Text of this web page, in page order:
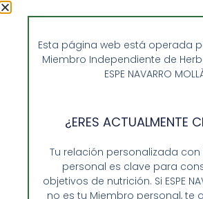
¿Te has preguntado cómo conseguir
poco tiempo de manera segura y
forma saludable y sostenible.
solo impactan nuestro cuerpo, sino
mente y bienestar […]
Esta página web está operada
Miembro Independiente de
ESPE NAVARRO
¿ERES ACTUALMENTE
Tu relación personalizada
personal es clave para
objetivos de nutrición. Si ESPE
no es tu Miembro personal, te